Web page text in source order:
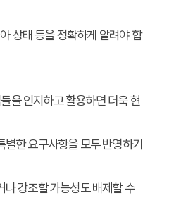
상태 등을 정확하게 알려야 합
을 인지하고 활용하면 더욱 현
한 요구사항을 모두 반영하기
나 강조할 가능성도 배제할 수